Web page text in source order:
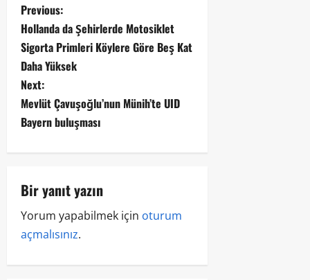
Previous:
Hollanda da Şehirlerde Motosiklet
Sigorta Primleri Köylere Göre Beş Kat
Daha Yüksek
Next:
Mevlüt Çavuşoğlu’nun Münih’te UID
Bayern buluşması
Bir yanıt yazın
Yorum yapabilmek için oturum
açmalısınız.